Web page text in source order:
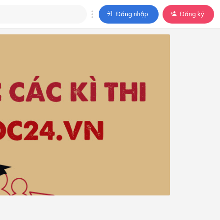
Đăng nhập Đăng ký